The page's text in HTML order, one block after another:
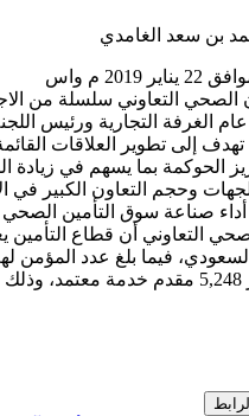
التعاوني سلسلة من
الغرفة التجارية ورئيس
تهدف إلى تطوير العلاقات
بما يسهم في زيادة
وحجم التعاون الكبير في
صناعة سوق التأمين